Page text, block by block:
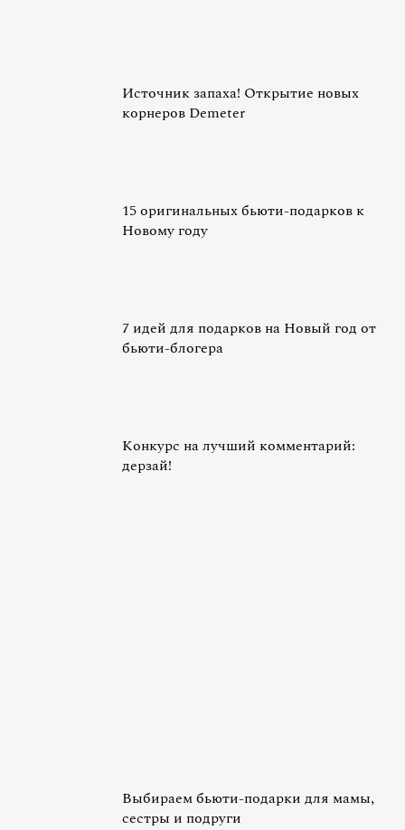
Источник запаха! Открытие новых
корнеров Demeter
15 оригинальных бьюти-подарков к
Новому году
7 идей для подарков на Новый год от
бьюти-блогера
Конкурс на лучший комментарий:
дерзай!
Выбираем бьюти-подарки для мамы,
сестры и подруги